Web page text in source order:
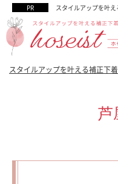
スタイルアップを叶
スタイルアップを叶える補正下
芦